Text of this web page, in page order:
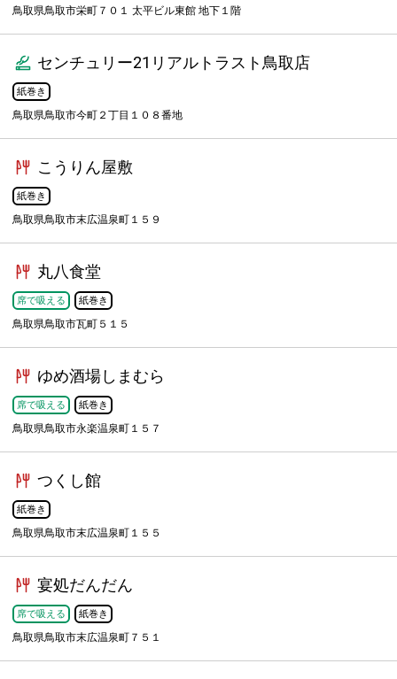
鳥取県鳥取市栄町７０１ 太平ビル東館 地下１階
センチュリー21リアルトラスト鳥取店
紙巻き
鳥取県鳥取市今町２丁目１０８番地
こうりん屋敷
紙巻き
鳥取県鳥取市末広温泉町１５９
丸八食堂
席で吸える 紙巻き
鳥取県鳥取市瓦町５１５
ゆめ酒場しまむら
席で吸える 紙巻き
鳥取県鳥取市永楽温泉町１５７
つくし館
紙巻き
鳥取県鳥取市末広温泉町１５５
宴処だんだん
席で吸える 紙巻き
鳥取県鳥取市末広温泉町７５１